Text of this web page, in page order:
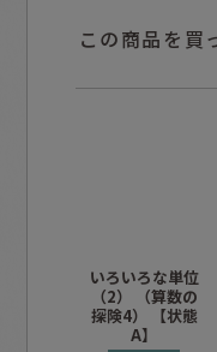
この商品を買
いろいろな単位
（2） （算数の
探険4） 【状態
A】